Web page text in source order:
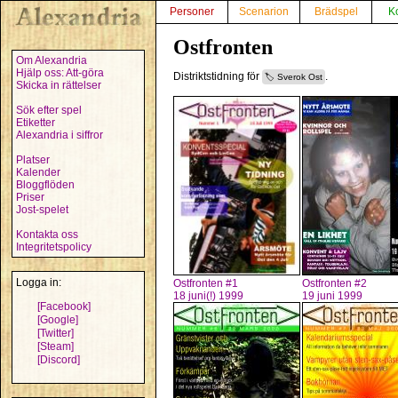
Om Alexandria
Hjälp oss: Att-göra
Skicka in rättelser
Sök efter spel
Etiketter
Alexandria i siffror
Platser
Kalender
Bloggflöden
Priser
Jost-spelet
Kontakta oss
Integritetspolicy
Logga in:
[Facebook]
[Google]
[Twitter]
[Steam]
[Discord]
Personer Scenarion Brädspel
Ostfronten
Distriktstidning för Sverok Ost .
Ostfronten #1
18 juni(!) 1999
Ostfronten #2
19 juni 1999